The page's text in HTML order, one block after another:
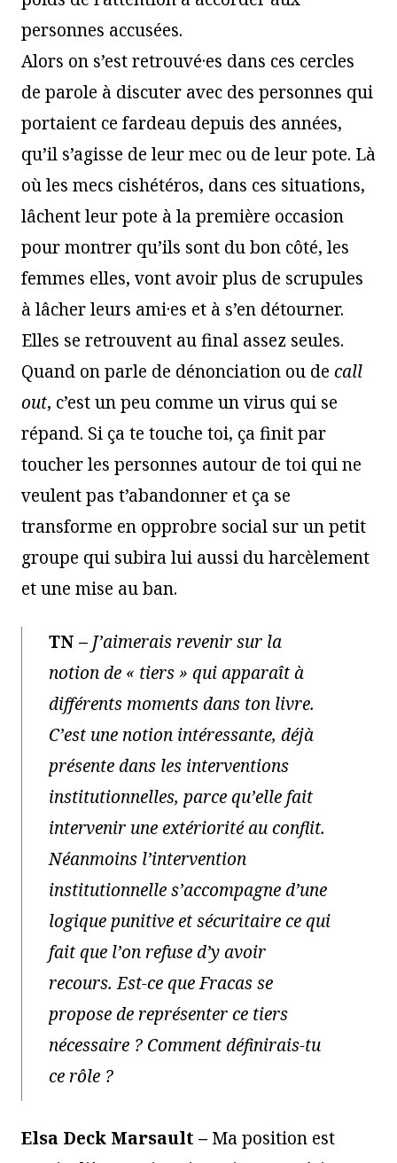
personnes accusées.
Alors on s’est retrouvé·es dans ces cercles
de parole à discuter avec des personnes qui
portaient ce fardeau depuis des années,
qu’il s’agisse de leur mec ou de leur pote. Là
où les mecs cishétéros, dans ces situations,
lâchent leur pote à la première occasion
pour montrer qu’ils sont du bon côté, les
femmes elles, vont avoir plus de scrupules
à lâcher leurs ami·es et à s’en détourner.
Elles se retrouvent au final assez seules.
Quand on parle de dénonciation ou de call
out, c’est un peu comme un virus qui se
répand. Si ça te touche toi, ça finit par
toucher les personnes autour de toi qui ne
veulent pas t’abandonner et ça se
transforme en opprobre social sur un petit
groupe qui subira lui aussi du harcèlement
et une mise au ban.
TN – J’aimerais revenir sur la
notion de « tiers » qui apparaît à
différents moments dans ton livre.
C’est une notion intéressante, déjà
présente dans les interventions
institutionnelles, parce qu’elle fait
intervenir une extériorité au conflit.
Néanmoins l’intervention
institutionnelle s’accompagne d’une
logique punitive et sécuritaire ce qui
fait que l’on refuse d’y avoir
recours. Est-ce que Fracas se
propose de représenter ce tiers
nécessaire ? Comment définirais-tu
ce rôle ?
Elsa Deck Marsault – Ma position est